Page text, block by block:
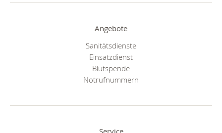
Angebote
Sanitätsdienste
Einsatzdienst
Blutspende
Notrufnummern